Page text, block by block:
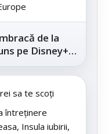
de la
pe Disney+,
din
sa te scoți
întreținere
Insula iubirii,